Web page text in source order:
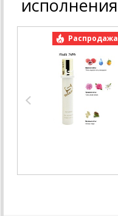
исполнения
Распродажа